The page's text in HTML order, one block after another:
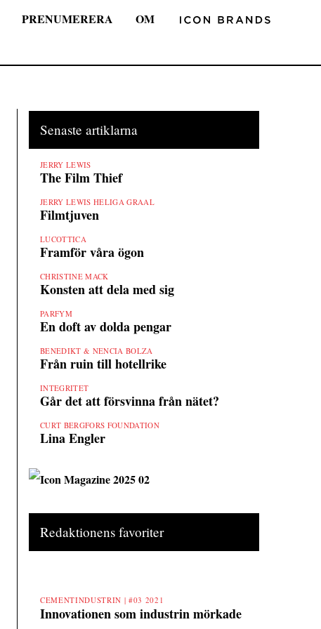
PRENUMERERA OM
Senaste artiklarna
JERRY LEWIS
The Film Thief
JERRY LEWIS HELIGA GRAAL
Filmtjuven
LUCOTTICA
Framför våra ögon
CHRISTINE MACK
Konsten att dela med sig
PARFYM
En doft av dolda pengar
BENEDIKT & NENCIA BOLZA
Från ruin till hotellrike
INTEGRITET
Går det att försvinna från nätet?
CURT BERGFORS FOUNDATION
Lina Engler
Redaktionens favoriter
CEMENTINDUSTRIN | #03 2021
Innovationen som industrin mörkade